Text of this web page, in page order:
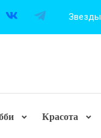
Звезды
Красота